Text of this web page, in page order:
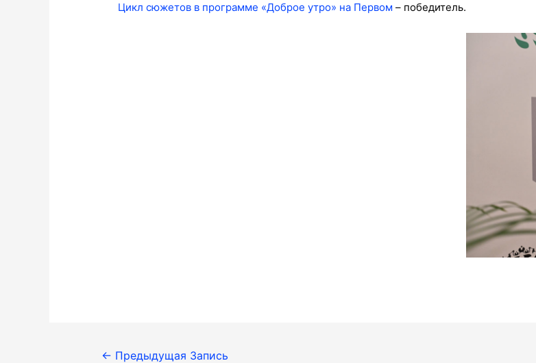
Цикл сюжетов в программе «Доброе утро» на Первом – победитель.
Навигация
← Предыдущая Запись